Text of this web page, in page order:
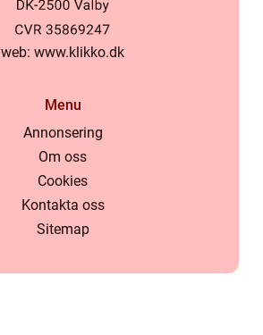
web: www.klikko.dk
Menu
Annonsering
Om oss
Cookies
Kontakta oss
Sitemap